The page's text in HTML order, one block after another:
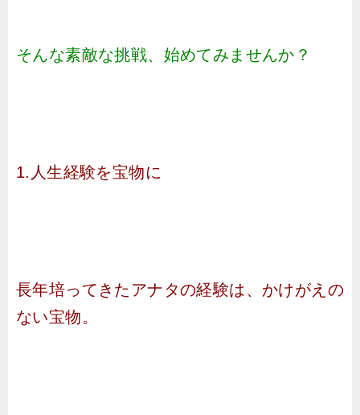
そんな素敵な挑戦、始めてみませんか？
1.人生経験を宝物に
長年培ってきたアナタの経験は、かけがえの
ない宝物。